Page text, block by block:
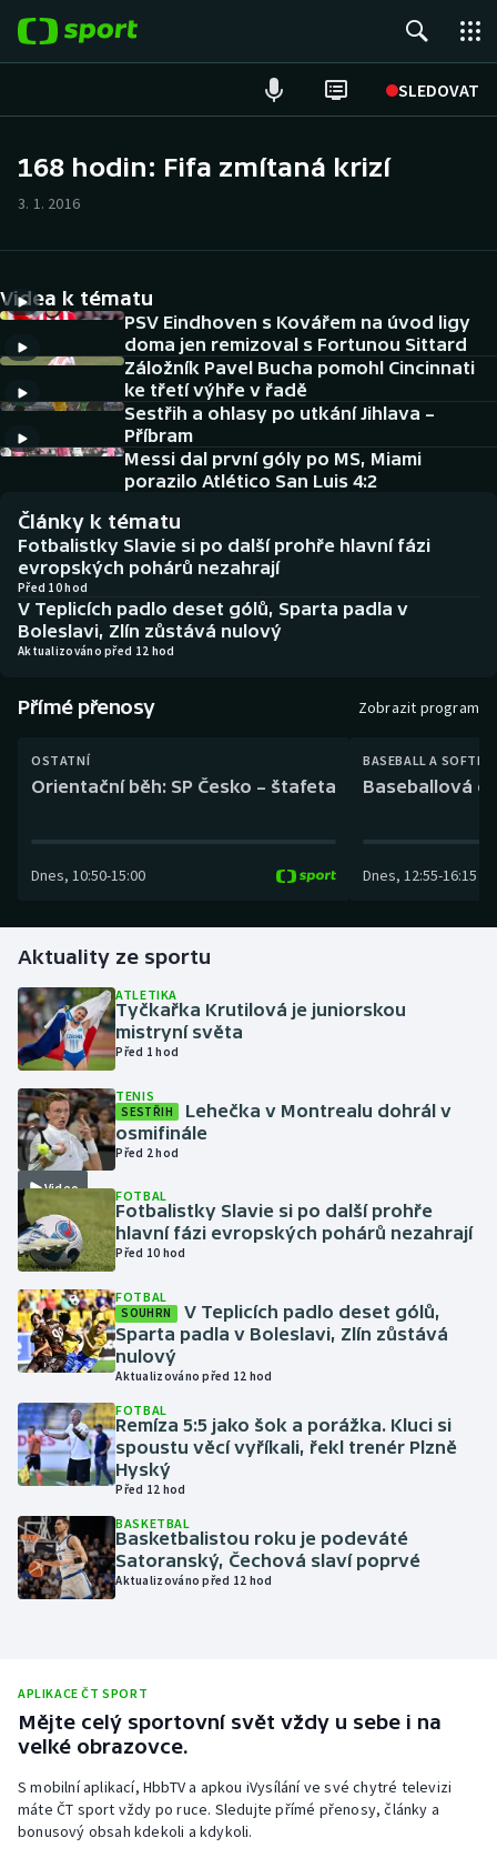
SLEDOVAT
Hokej
Tenis
Atletika
Cyklistika
DALŠÍ SPORTY
Americký fotbal
Baseball a softbal
Basketbal
Biatlon
Curling
Florbal
Golf
Gymnastika
Házená
Jezdectví
Judo
Krasobruslení
Lezení
Lyže a snowboard
Moderní pětiboj
Motorsport
Olympijské hry
Parasport
Plážový volejbal
Ragby
Rychlobruslení
Rychlostní kanoistika
NEPŘEHLÉDNĚTE
Soutěže
Historické návraty
Aplikace ČT sport
168 hodin: Fifa zmítaná krizí
3. 1. 2016
Videa k tématu
PSV Eindhoven s Kovářem na úvod ligy
doma jen remizoval s Fortunou Sittard
Záložník Pavel Bucha pomohl Cincinnati
ke třetí výhře v řadě
Sestřih a ohlasy po utkání Jihlava –
Příbram
Messi dal první góly po MS, Miami
porazilo Atlético San Luis 4:2
Články k tématu
Fotbalistky Slavie si po další prohře hlavní fázi
evropských pohárů nezahrají
Před 10 hod
V Teplicích padlo deset gólů, Sparta padla v
Boleslavi, Zlín zůstává nulový
Aktualizováno před 12 hod
Přímé přenosy Zobrazit program
OSTATNÍ
Orientační běh: SP Česko – štafeta
Dnes, 10:50-15:00
BASEBALL A
Baseballová
Dnes, 12:55-16:15
Aktuality ze sportu
ATLETIKA
Tyčkařka Krutilová je juniorskou
mistryní světa
Před 1 hod
Video
TENIS
SESTŘIH
Lehečka v Montrealu dohrál v
osmifinále
Před 2 hod
FOTBAL
Fotbalistky Slavie si po další prohře
hlavní fázi evropských pohárů nezahrají
Před 10 hod
FOTBAL
SOUHRN
V Teplicích padlo deset gólů,
Sparta padla v Boleslavi, Zlín zůstává
nulový
Aktualizováno před 12 hod
FOTBAL
Remíza 5:5 jako šok a porážka. Kluci si
spoustu věcí vyříkali, řekl trenér Plzně
Hyský
Před 12 hod
BASKETBAL
Basketbalistou roku je podeváté
Satoranský, Čechová slaví poprvé
Aktualizováno před 12 hod
APLIKACE ČT SPORT
Mějte celý sportovní svět vždy u sebe i na
velké obrazovce.
S mobilní aplikací, HbbTV a apkou iVysílání ve své chytré televizi
máte ČT sport vždy po ruce. Sledujte přímé přenosy, články a
bonusový obsah kdekoli a kdykoli.